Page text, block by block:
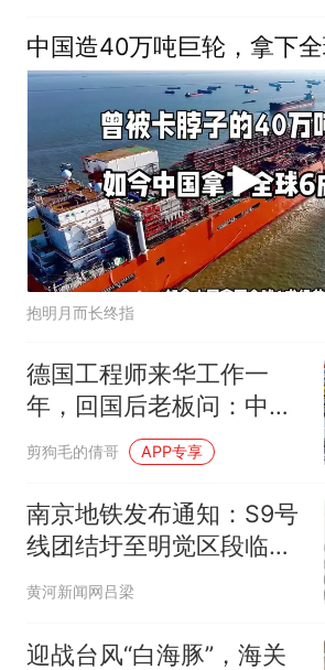
中国造40万吨巨轮，拿下
抱明月而长终指
德国工程师来华工作一
年，回国后老板问：中国
制造到底咋样了？
剪狗毛的倩哥 APP专享
南京地铁发布通知：S9号
线团结圩至明觉区段临时
停运
黄河新闻网吕梁
迎战台风“白海豚”，海关